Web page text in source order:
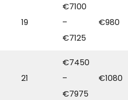
19
€7100
–
€7125
€980
21
€7450
–
€7975
€1080